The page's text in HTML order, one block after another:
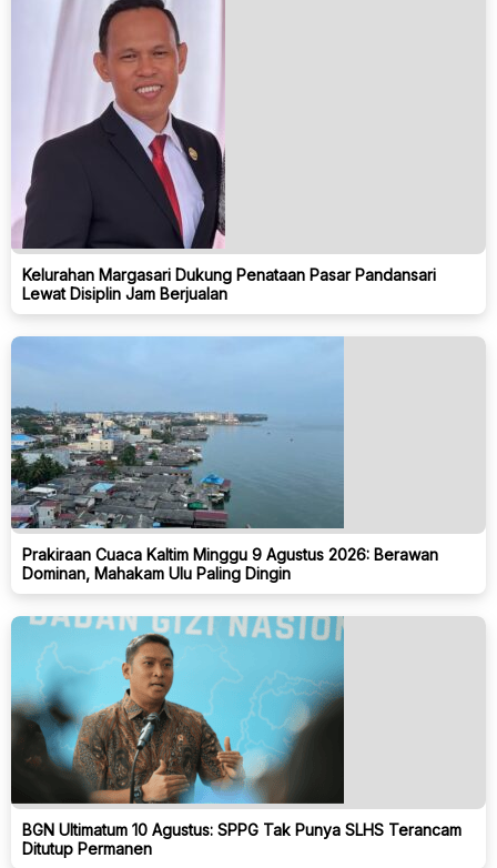
Kelurahan Margasari Dukung Penataan Pasar Pandansari
Lewat Disiplin Jam Berjualan
Prakiraan Cuaca Kaltim Minggu 9 Agustus 2026: Berawan
Dominan, Mahakam Ulu Paling Dingin
BGN Ultimatum 10 Agustus: SPPG Tak Punya SLHS Terancam
Ditutup Permanen